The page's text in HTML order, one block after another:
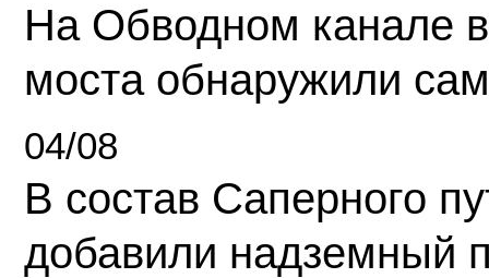
На Обводном канале
моста обнаружили
04/08
В состав Саперного
добавили надземный